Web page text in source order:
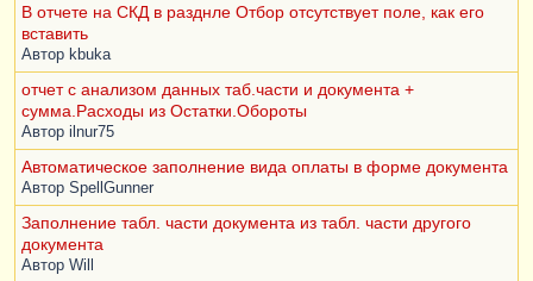
В отчете на СКД в разднле Отбор отсутствует поле, как его
вставить
Автор kbuka
отчет с анализом данных таб.части и документа +
сумма.Расходы из Остатки.Обороты
Автор ilnur75
Автоматическое заполнение вида оплаты в форме документа
Автор SpellGunner
Заполнение табл. части документа из табл. части другого
документа
Автор Will